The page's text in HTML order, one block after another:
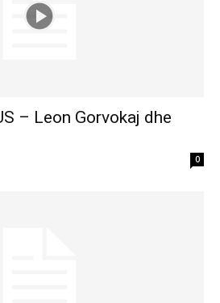
– Leon Gorvokaj dhe
0